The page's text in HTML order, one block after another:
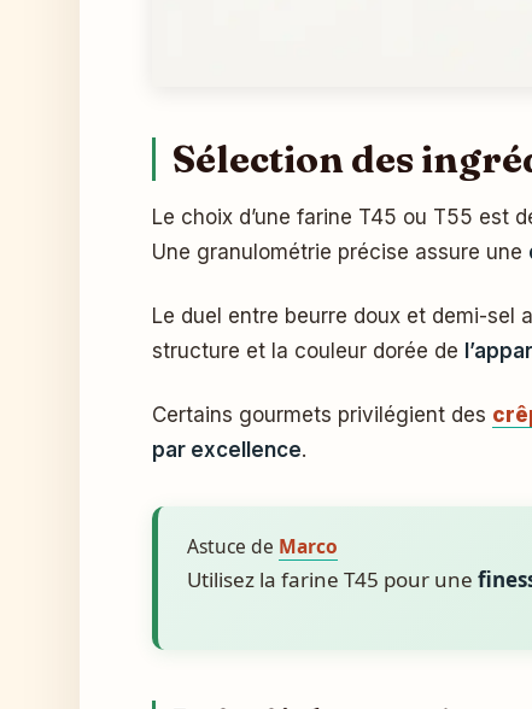
Sélection des
Le choix d’une farine T45 ou T55 est
Une granulométrie précise assure une
Le duel entre beurre doux et demi-sel
structure et la couleur dorée de
Certains gourmets privilégient des
par excellence.
Astuce de Marco
Utilisez la farine T45 pour une